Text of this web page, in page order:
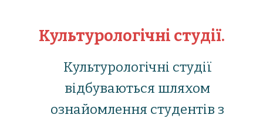
Культурологічні студії.
Культурологічні студії
відбуваються шляхом
ознайомлення студентів з